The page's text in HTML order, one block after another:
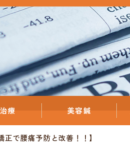
療 美容鍼
正で腰痛予防と改善！！】